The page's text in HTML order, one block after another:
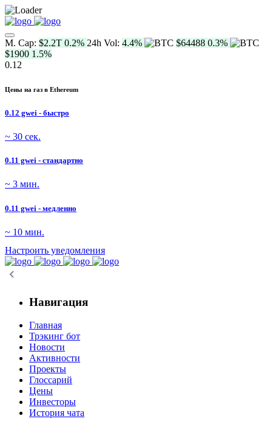
M. Cap: $2.2T 0.2% 24h Vol: 4.4% $64488 0.3%
$1900 1.5%
0.12
Цены на газ в Ethereum
0.12 gwei - быстро
~ 30 сек.
0.11 gwei - стандартно
~ 3 мин.
0.11 gwei - медленно
~ 10 мин.
Настроить уведомления
Навигация
Главная
Трэкинг бот
Новости
Активности
Проекты
Глоссарий
Цены
Инвесторы
История чата